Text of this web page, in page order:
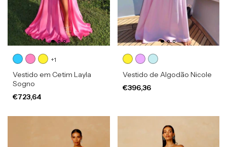
+1
Vestido em Cetim Layla
Sogno
€723,64
Vestido de Algodão Nicole
€396,36